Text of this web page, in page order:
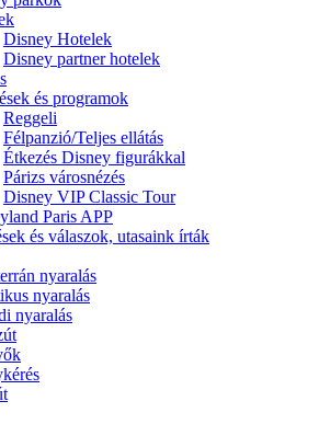
Disney Hotelek
Disney partner hotelek
és programok
Reggeli
Félpanzió/Teljes ellátás
Étkezés Disney figurákkal
Párizs városnézés
Disney VIP Classic Tour
Paris APP
és válaszok, utasaink írták
nyaralás
nyaralás
nyaralás